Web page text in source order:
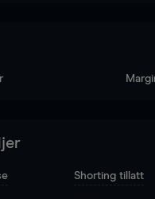
Shorting tillatt